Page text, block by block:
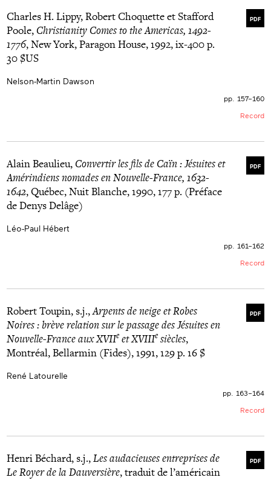
PDF
Charles H. Lippy, Robert Choquette et Stafford
Poole, Christianity Comes to the Americas, 1492-
1776, New York, Paragon House, 1992, ix-400 p.
30 $US
Nelson-Martin Dawson
pp. 157–160
Record
PDF
Alain Beaulieu, Convertir les fils de Caïn : Jésuites et
Amérindiens nomades en Nouvelle-France, 1632-
1642, Québec, Nuit Blanche, 1990, 177 p. (Préface
de Denys Delâge)
Léo-Paul Hébert
pp. 161–162
Record
PDF
Robert Toupin, s.j.,Arpents de neige et Robes
Noires : brève relation sur le passage des Jésuites en
Nouvelle-France aux XVIIe et XVIIIe siècles,
Montréal, Bellarmin (Fides), 1991, 129 p. 16 $
René Latourelle
pp. 163–164
Record
PDF
Henri Béchard, s.j.,Les audacieuses entreprises de
Le Royer de la Dauversière, traduit de l’américain